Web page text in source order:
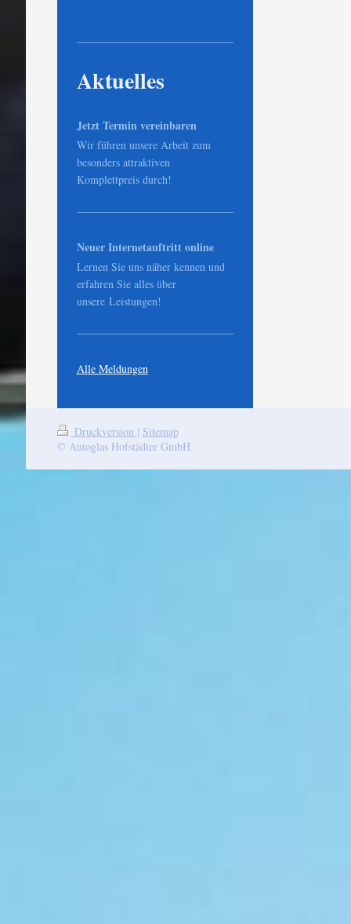
Aktuelles
Jetzt Termin vereinbaren
Wir führen unsere Arbeit zum
besonders attraktiven
Komplettpreis durch!
Neuer Internetauftritt online
Lernen Sie uns näher kennen und
erfahren Sie alles über
unsere Leistungen!
Alle Meldungen
Druckversion | Sitemap
© Autoglas Hofstädter GmbH